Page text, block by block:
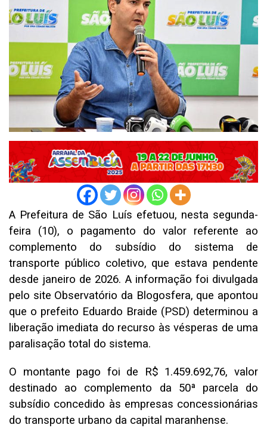
A Prefeitura de São Luís efetuou, nesta segunda-
feira (10), o pagamento do valor referente ao
complemento do subsídio do sistema de
transporte público coletivo, que estava pendente
desde janeiro de 2026. A informação foi divulgada
pelo site Observatório da Blogosfera, que apontou
que o prefeito Eduardo Braide (PSD) determinou a
liberação imediata do recurso às vésperas de uma
paralisação total do sistema.
O montante pago foi de R$ 1.459.692,76, valor
destinado ao complemento da 50ª parcela do
subsídio concedido às empresas concessionárias
do transporte urbano da capital maranhense.